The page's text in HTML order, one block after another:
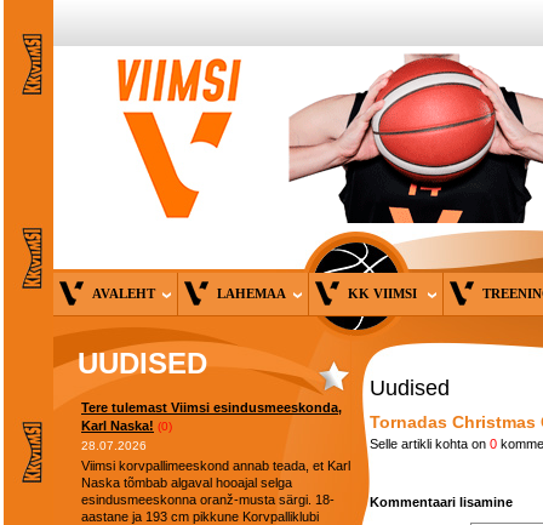
AVALEHT LAHEMAA KK VIIMSI
UUDISED
Tere tulemast Viimsi esindusmeeskonda,
Karl Naska! (0)
28.07.2026
Viimsi korvpallimeeskond annab teada, et Karl
Naska tõmbab algaval hooajal selga
esindusmeeskonna oranž-musta särgi. 18-
aastane ja 193 cm pikkune Korvpalliklubi
Uudised
Tornadas Christmas
Selle artikli kohta on 0
Kommentaari lisamine